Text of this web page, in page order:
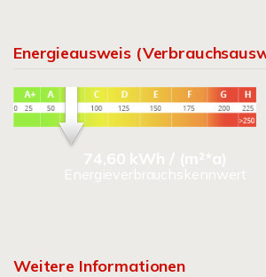
Energieausweis
74,60 kWh / (m²*a)
Energieverbrauchskennwert
Weitere Informationen